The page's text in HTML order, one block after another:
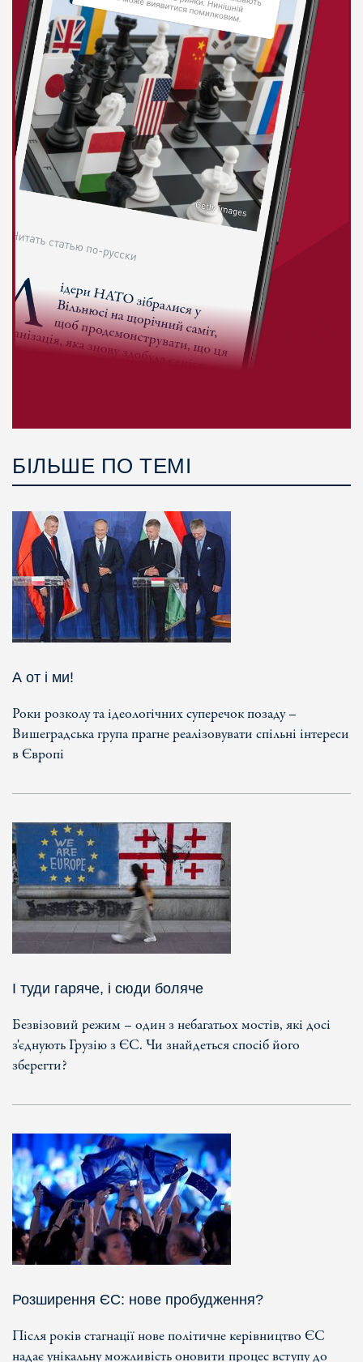
БІЛЬШЕ ПО ТЕМІ
А от і ми!
Роки розколу та ідеологічних суперечок позаду –
Вишеградська група прагне реалізовувати спільні інтереси
в Європі
І туди гаряче, і сюди боляче
Безвізовий режим – один з небагатьох мостів, які досі
з'єднують Грузію з ЄС. Чи знайдеться спосіб його
зберегти?
Розширення ЄС: нове пробудження?
Після років стагнації нове політичне керівництво ЄС
надає унікальну можливість оновити процес вступу до